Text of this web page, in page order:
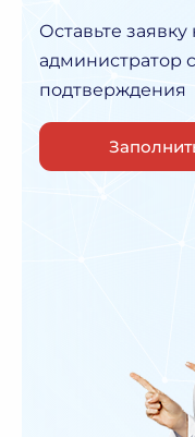
Оставьте
администратор
подтверждения